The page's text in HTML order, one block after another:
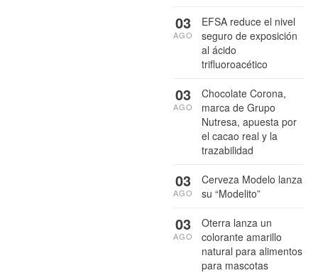
EFSA reduce el nivel
seguro de exposición
al ácido
trifluoroacético
03
AGO
Chocolate Corona,
marca de Grupo
Nutresa, apuesta por
el cacao real y la
trazabilidad
03
AGO
Cerveza Modelo lanza
su “Modelito”
03
AGO
Oterra lanza un
colorante amarillo
natural para alimentos
para mascotas
03
AGO